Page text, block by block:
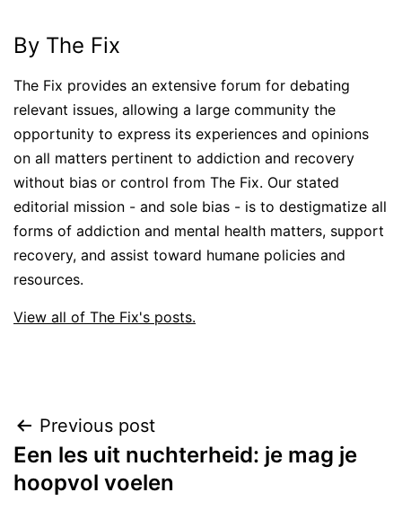
By The Fix
The Fix provides an extensive forum for debating
relevant issues, allowing a large community the
opportunity to express its experiences and opinions
on all matters pertinent to addiction and recovery
without bias or control from The Fix. Our stated
editorial mission - and sole bias - is to destigmatize all
forms of addiction and mental health matters, support
recovery, and assist toward humane policies and
resources.
View all of The Fix's posts.
Post
navigation
Previous post
Een les uit nuchterheid: je mag je
hoopvol voelen